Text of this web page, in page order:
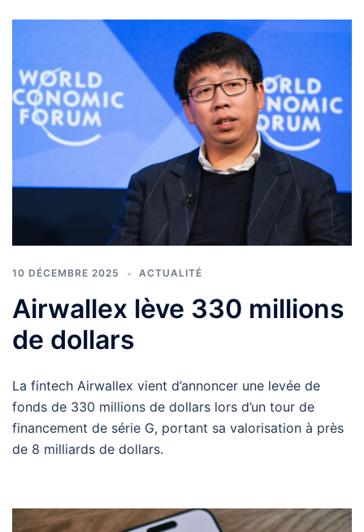
10 DÉCEMBRE 2025 ACTUALITÉ
Airwallex lève 330 millions
de dollars
La fintech Airwallex vient d’annoncer une levée de
fonds de 330 millions de dollars lors d’un tour de
financement de série G, portant sa valorisation à près
de 8 milliards de dollars.